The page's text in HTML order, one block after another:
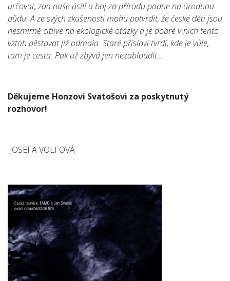
určovat, zda naše úsilí a boj za přírodu padne na úrodnou
půdu. A ze svých zkušeností mohu potvrdit, že české děti jsou
nesmírně citlivé na ekologické otázky a je dobré v nich tento
vztah pěstovat již odmala. Staré přísloví tvrdí, kde je vůle,
tam je cesta. Pak už zbývá jen nezabloudit…
Děkujeme Honzovi Svatošovi za poskytnutý
rozhovor!
JOSEFA VOLFOVÁ